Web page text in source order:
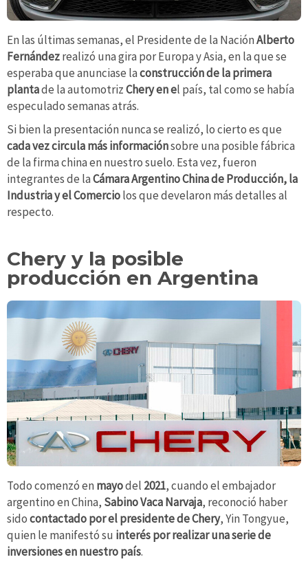
En las últimas semanas, el Presidente de la NaciónAlberto
Fernándezrealizó una gira por Europa y Asia, en la que se
esperaba que anunciase laconstrucción de la primera
plantade la automotrizChery en el país, tal como se había
especulado semanas atrás.
Si bien la presentación nunca se realizó, lo cierto es que
cada vez circula más informaciónsobre una posible fábrica
de la firma china en nuestro suelo. Esta vez, fueron
integrantes de laCámara Argentino China de Producción, la
Industria y el Comerciolos que develaron más detalles al
respecto.
Chery y la posible
producción en Argentina
Todo comenzó en mayodel 2021, cuando el embajador
argentino en China, Sabino Vaca Narvaja, reconoció haber
sidocontactado por el presidente de Chery, Yin Tongyue,
quien le manifestó su interés por realizar una serie de
inversiones en nuestro país.